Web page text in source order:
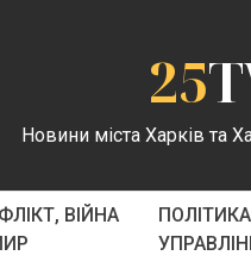
25
Новини міста Харків та
ВІЙНА